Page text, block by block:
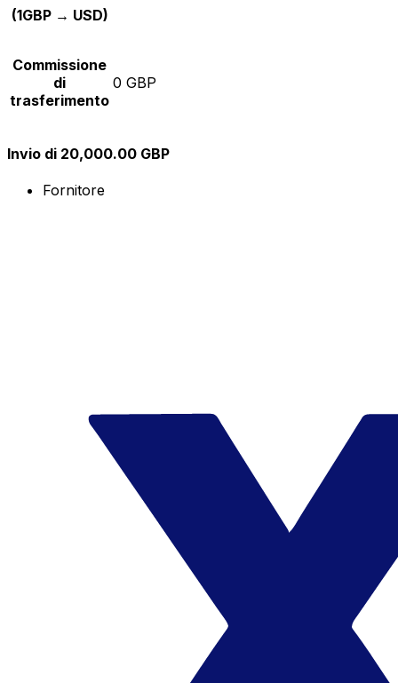
(1GBP → USD)
Commissione
di
trasferimento
0 GBP
Invio di 20,000.00 GBP
Fornitore